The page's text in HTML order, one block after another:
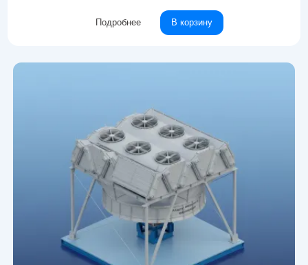
Подробнее В корзину